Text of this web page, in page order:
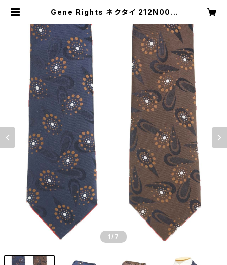
Gene Rights ネクタイ 212N004
1 /7